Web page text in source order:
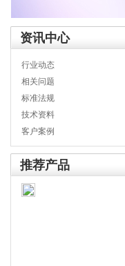
资讯中心
行业动态
相关问题
标准法规
技术资料
客户案例
推荐产品